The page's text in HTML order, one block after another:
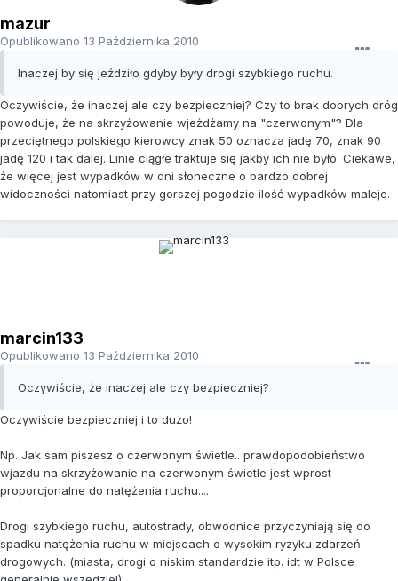
mazur
Opublikowano 13 Października 2010
Inaczej by się jeździło gdyby były drogi szybkiego ruchu.
Oczywiście, że inaczej ale czy bezpieczniej? Czy to brak dobrych dróg
powoduje, że na skrzyżowanie wjeżdżamy na "czerwonym"? Dla
przeciętnego polskiego kierowcy znak 50 oznacza jadę 70, znak 90
jadę 120 i tak dalej. Linie ciągłe traktuje się jakby ich nie było. Ciekawe,
że więcej jest wypadków w dni słoneczne o bardzo dobrej
widoczności natomiast przy gorszej pogodzie ilość wypadków maleje.
marcin133
Opublikowano 13 Października 2010
Oczywiście, że inaczej ale czy bezpieczniej?
Oczywiście bezpieczniej i to dużo!
Np. Jak sam piszesz o czerwonym świetle.. prawdopodobieństwo
wjazdu na skrzyżowanie na czerwonym świetle jest wprost
proporcjonalne do natężenia ruchu....
Drogi szybkiego ruchu, autostrady, obwodnice przyczyniają się do
spadku natężenia ruchu w miejscach o wysokim ryzyku zdarzeń
drogowych. (miasta, drogi o niskim standardzie itp. idt w Polsce